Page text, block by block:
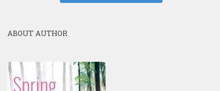
ABOUT AUTHOR